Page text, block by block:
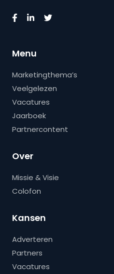
Menu
Marketingthema’s
Veelgelezen
Vacatures
Jaarboek
Partnercontent
Over
Missie & Visie
Colofon
Kansen
Adverteren
Partners
Vacatures